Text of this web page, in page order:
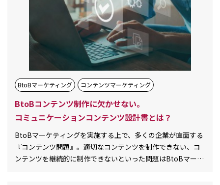
BtoBマーケティング コンテンツマーケティング
BtoBコンテンツ制作に欠かせない。
コミュニケーションコンテンツ設計書とは？
BtoBマーケティングを実施する上で、多くの企業が直面する
『コンテンツ問題』。適切なコンテンツを制作できない、コ
ンテンツを継続的に制作できないといった問題はBtoBマーケ